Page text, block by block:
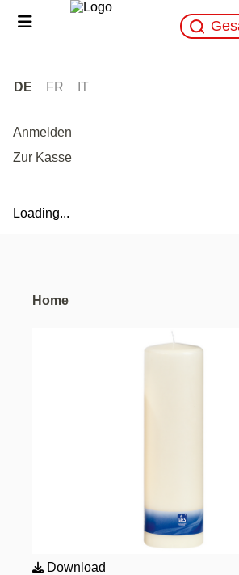
DE FR IT
Anmelden
Zur Kasse
Loading...
Home
Download